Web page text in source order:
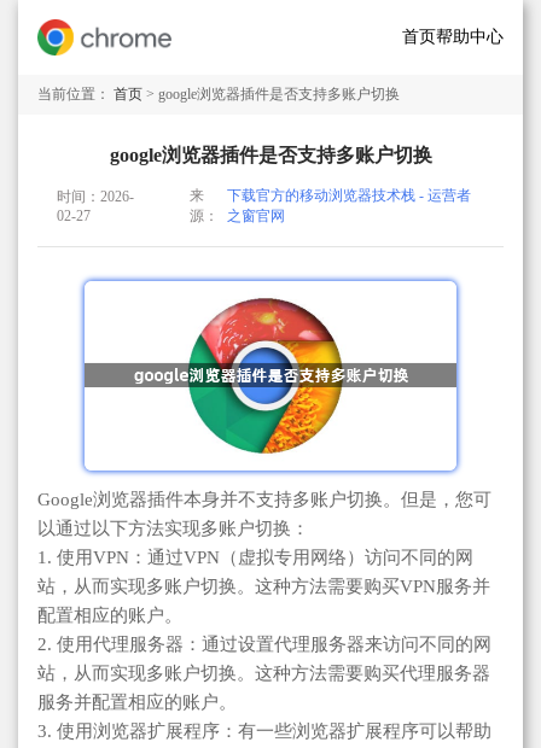
首页帮助中心
当前位置： 首页 > google浏览器插件是否支持多账户切换
google浏览器插件是否支持多账户切换
时间：2026-
02-27
来
源：
下载官方的移动浏览器技术栈 - 运营者
之窗官网
Google浏览器插件本身并不支持多账户切换。但是，您可
以通过以下方法实现多账户切换：
1. 使用VPN：通过VPN（虚拟专用网络）访问不同的网
站，从而实现多账户切换。这种方法需要购买VPN服务并
配置相应的账户。
2. 使用代理服务器：通过设置代理服务器来访问不同的网
站，从而实现多账户切换。这种方法需要购买代理服务器
服务并配置相应的账户。
3. 使用浏览器扩展程序：有一些浏览器扩展程序可以帮助